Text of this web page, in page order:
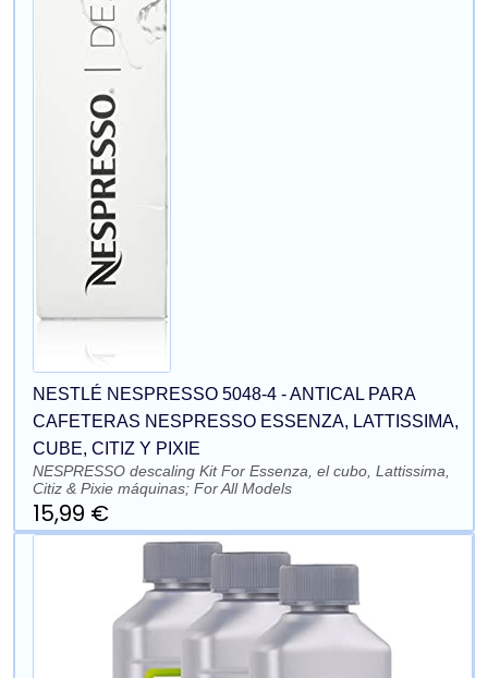
NESTLÉ NESPRESSO 5048-4 - ANTICAL PARA
CAFETERAS NESPRESSO ESSENZA, LATTISSIMA,
CUBE, CITIZ Y PIXIE
NESPRESSO descaling Kit For Essenza, el cubo, Lattissima,
Citiz & Pixie máquinas; For All Models
15,99 €